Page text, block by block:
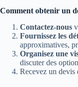
Comment obtenir un
Contactez-nous
Fournissez les
approximatives,
Organisez une
discuter des
Recevez un devis